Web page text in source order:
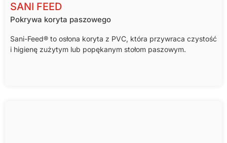
SANI FEED
Pokrywa koryta paszowego
Sani-Feed® to osłona koryta z PVC, która przywraca czystość
i higienę zużytym lub popękanym stołom paszowym.